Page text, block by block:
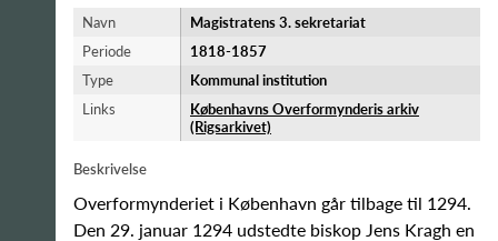
Navn
Magistratens 3. sekretariat
Periode
1818-​1857
Type
Kommunal institution
Links
Københavns Overformynderis arkiv
(Rigsarkivet)
Beskrivelse
Overformynderiet i København går tilbage til 1294.
Den 29. januar 1294 udstedte biskop Jens Kragh en